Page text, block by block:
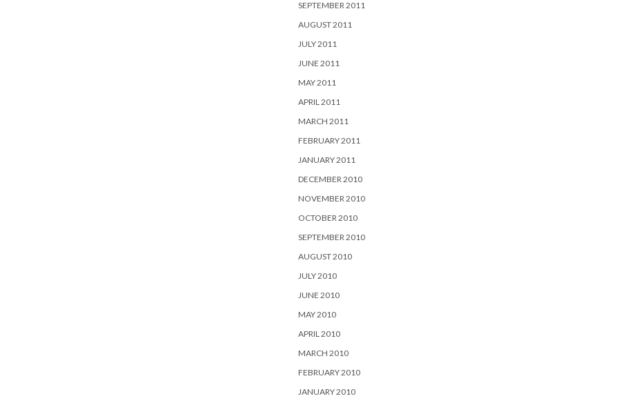
SEPTEMBER 2011
AUGUST 2011
JULY 2011
JUNE 2011
MAY 2011
APRIL 2011
MARCH 2011
FEBRUARY 2011
JANUARY 2011
DECEMBER 2010
NOVEMBER 2010
OCTOBER 2010
SEPTEMBER 2010
AUGUST 2010
JULY 2010
JUNE 2010
MAY 2010
APRIL 2010
MARCH 2010
FEBRUARY 2010
JANUARY 2010